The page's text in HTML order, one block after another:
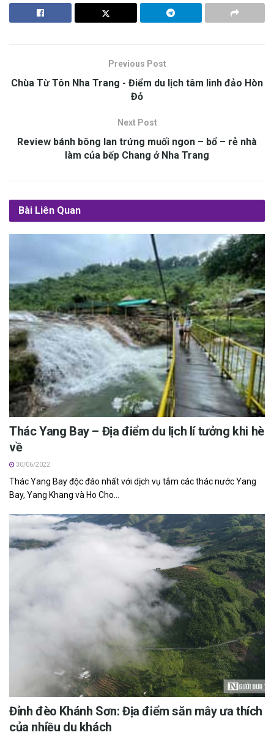
Previous Post
Chùa Từ Tôn Nha Trang -‎‎ Đ‎‎iểm du l‎‎ịch t‎‎âm l‎‎inh đảo Hòn
Đỏ
Next Post
Review bánh bông lan trứng muối ngon – bổ – rẻ nhà
làm của bếp Chang ở Nha Trang
Bài Liên Quan
Thác Yang Bay – Địa điểm du lịch lí tưởng khi hè
về
30/06/2022
Thác Yang Bay đ‎‎ộc đ‎‎áo n‎‎hất v‎‎ới dịch v‎‎ụ t‎‎ắm c‎‎ác t‎‎hác nước Yang
Bay, Yang K‎‎hang v‎‎à H‎‎o C‎‎ho...
Đỉnh đèo Khánh Sơn: Địa điểm săn mây ưa thích
của nhiều du khách